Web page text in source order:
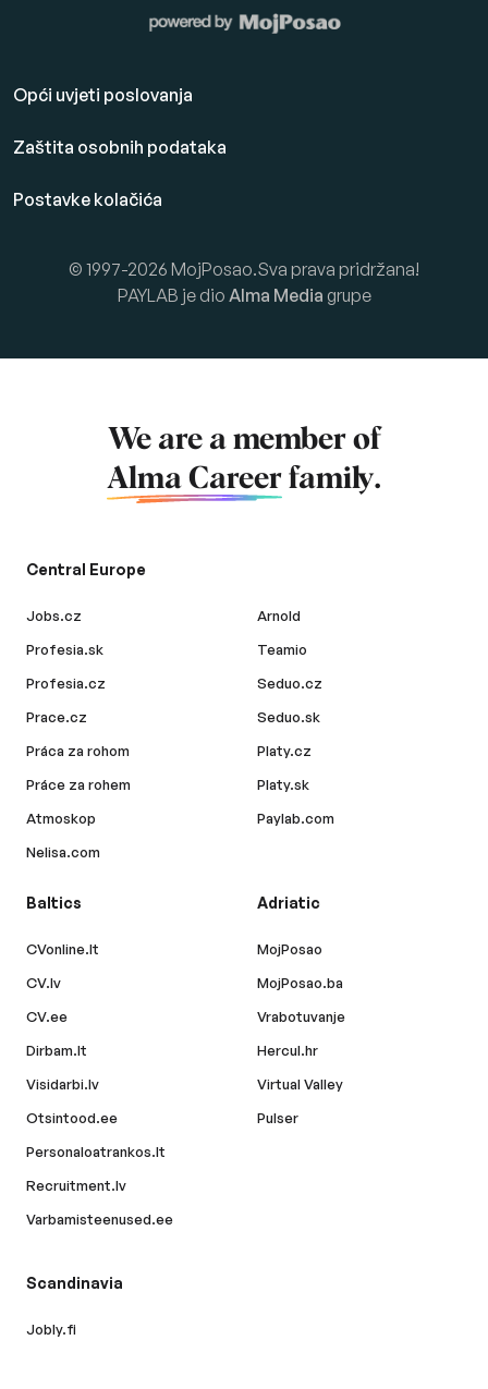
Opći uvjeti poslovanja
Zaštita osobnih podataka
Postavke kolačića
© 1997-2026 MojPosao.Sva prava pridržana!
PAYLAB je dio Alma Media grupe
We are a member of
Alma Career family.
Central Europe
Jobs.cz
Profesia.sk
Profesia.cz
Prace.cz
Práca za rohom
Práce za rohem
Atmoskop
Nelisa.com
Arnold
Teamio
Seduo.cz
Seduo.sk
Platy.cz
Platy.sk
Paylab.com
Baltics
CVonline.lt
CV.lv
CV.ee
Dirbam.lt
Visidarbi.lv
Otsintood.ee
Personaloatrankos.lt
Recruitment.lv
Varbamisteenused.ee
Adriatic
MojPosao
MojPosao.ba
Vrabotuvanje
Hercul.hr
Virtual Valley
Pulser
Scandinavia
Jobly.fi